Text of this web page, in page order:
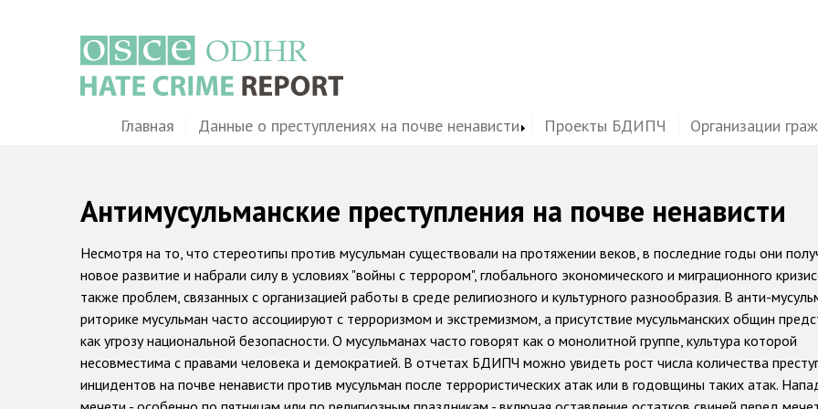
MainГлавная Данные о преступлениях на почве ненависти Проекты БДИПЧ Организации
Антимусульманские преступления на почве ненависти
Несмотря на то, что стереотипы против мусульман существовали на протяжении веков, в последние годы они
новое развитие и набрали силу в условиях "войны с террором", глобального экономического и миграционного
также проблем, связанных с организацией работы в среде религиозного и культурного разнообразия. В анти-
риторике мусульман часто ассоциируют с терроризмом и экстремизмом, а присутствие мусульманских общин
как угрозу национальной безопасности. О мусульманах часто говорят как о монолитной группе, культура которой
несовместима с правами человека и демократией. В отчетах БДИПЧ можно увидеть рост числа количества
инцидентов на почве ненависти против мусульман после террористических атак или в годовщины таких атак.